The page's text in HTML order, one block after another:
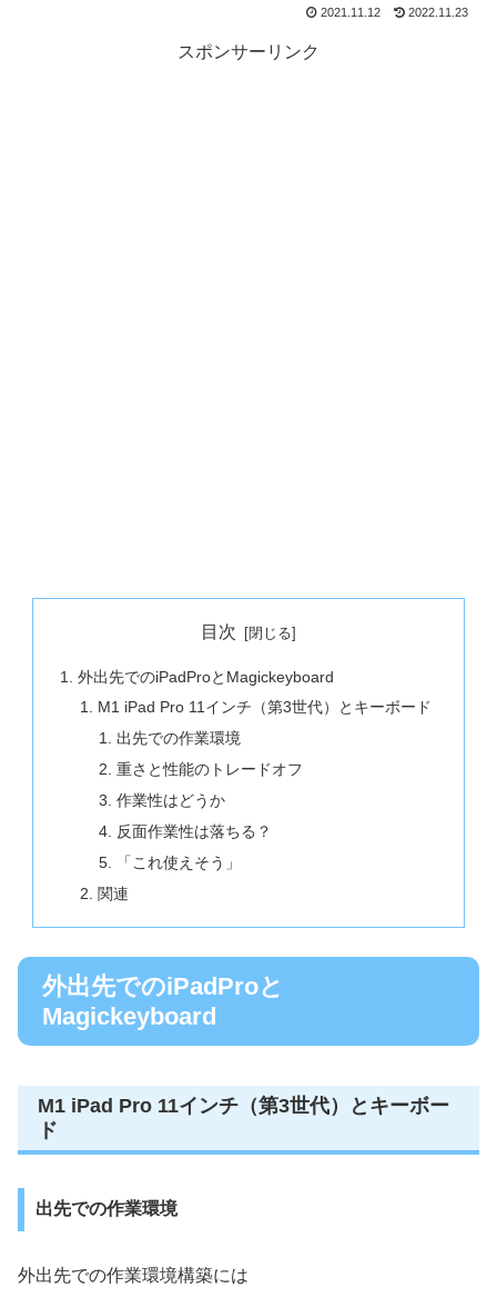
2021.11.12 2022.11.23
スポンサーリンク
目次
外出先でのiPadProとMagickeyboard
M1 iPad Pro 11インチ（第3世代）とキーボード
出先での作業環境
重さと性能のトレードオフ
作業性はどうか
反面作業性は落ちる？
「これ使えそう」
関連
外出先でのiPadProと
Magickeyboard
M1 iPad Pro 11インチ（第3世代）とキーボー
ド
出先での作業環境
外出先での作業環境構築には